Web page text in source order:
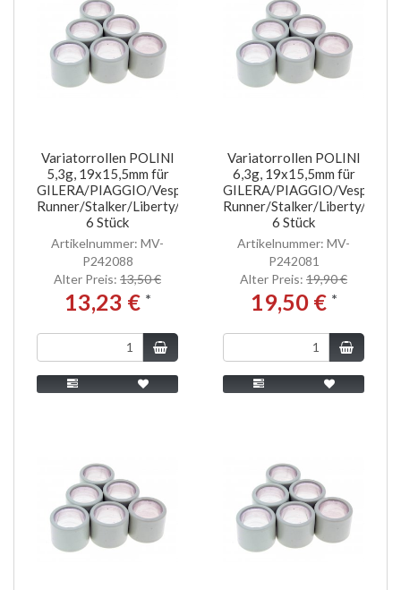
Variatorrollen POLINI
5,3g, 19x15,5mm für
GILERA/PIAGGIO/Vespa
Runner/Stalker/Liberty/NRG/MC2/ET2
6 Stück
Artikelnummer: MV-
P242088
Alter Preis: 13,50 €
13,23 € *
Variatorrollen POLINI
6,3g, 19x15,5mm für
GILERA/PIAGGIO/Vespa
Runner/Stalker/Liberty/
6 Stück
Artikelnummer: MV-
P242081
Alter Preis: 19,90 €
19,50 € *